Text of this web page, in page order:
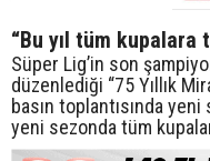
“Bu yıl tüm kupalara
Süper Lig’in son
düzenlediği “75 Yıllık
basın toplantısında
yeni sezonda tüm